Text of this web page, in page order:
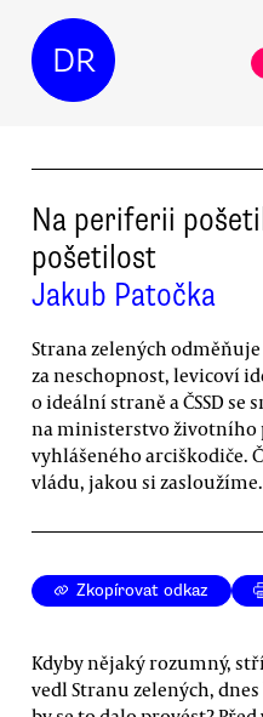
DR
Na periferii
pošetilost
Jakub Patočka
Strana zelených
za neschopnost, levicoví
o ideální straně a ČSSD se
na ministerstvo životního
vyhlášeného arciškodiče.
vládu, jakou si zasloužíme.
Zkopírovat odkaz
Kdyby nějaký rozumný,
vedl Stranu zelených,